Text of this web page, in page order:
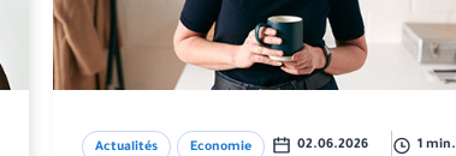
Actualités Economie 02.06.2026 1 min.